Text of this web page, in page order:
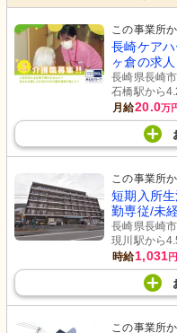
この事業所
長崎ケア
ヶ倉の求
長崎県長崎市
石橋駅から
月給20.0万
この事業所
短期入所
勤専従/未
長崎県長崎市
現川駅から
時給1,031円
この事業所